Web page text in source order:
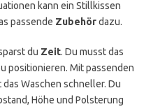
kann ein Stillkissen
passende Zubehördazu.
du Zeit. Du musst das
positionieren. Mit passenden
Waschen schneller. Du
Höhe und Polsterung